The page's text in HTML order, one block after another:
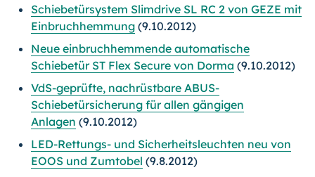
Schiebetürsystem Slimdrive SL RC 2 von GEZE mit
Einbruchhemmung (9.10.2012)
Neue einbruchhemmende automatische
Schiebetür ST Flex Secure von Dorma (9.10.2012)
VdS-geprüfte, nachrüstbare ABUS-
Schiebetürsicherung für allen gängigen
Anlagen (9.10.2012)
LED-Rettungs- und Sicherheitsleuchten neu von
EOOS und Zumtobel (9.8.2012)